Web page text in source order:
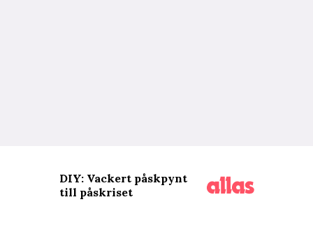
DIY: Vackert påskpynt
till påskriset